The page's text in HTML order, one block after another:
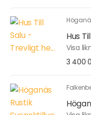
Hus
Visa
3 400